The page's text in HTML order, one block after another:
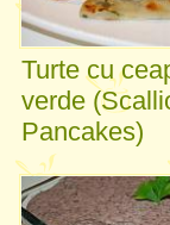
Turte cu
verde
Pancakes)